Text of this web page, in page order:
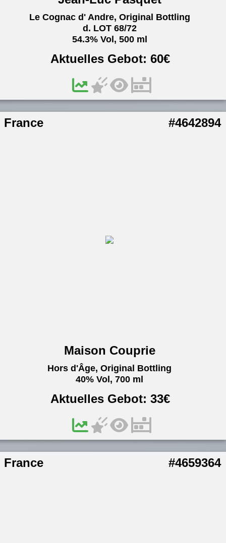
Le Cognac d' Andre, Original Bottling
d. LOT 68/72
54.3% Vol, 500 ml
Aktuelles Gebot:60€
France #4642894
Maison Couprie
Hors d'Âge, Original Bottling
40% Vol, 700 ml
Aktuelles Gebot:33€
France #4659364